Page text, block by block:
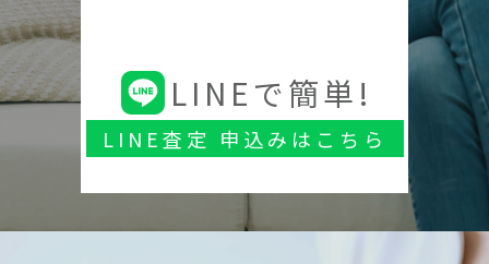
LINEで簡単!
LINE査定 申込みはこちら